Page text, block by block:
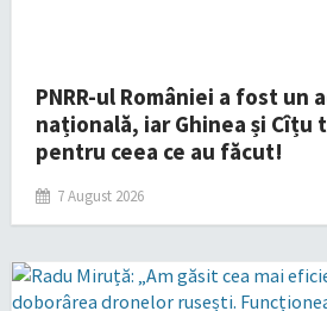
PNRR-ul României a fost un
națională, iar Ghinea și
pentru ceea ce au făcut!
7 August 2026